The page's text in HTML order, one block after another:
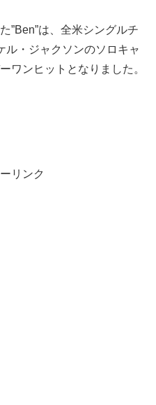
”Ben”は、全米シングルチ
ル・ジャクソンのソロキャ
ワンヒットとなりました。
リンク